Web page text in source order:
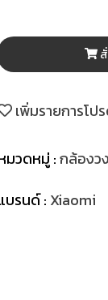
เพิ่มรายการโป
มวดหมู่ :กล้องว
บรนด์ : Xiaomi